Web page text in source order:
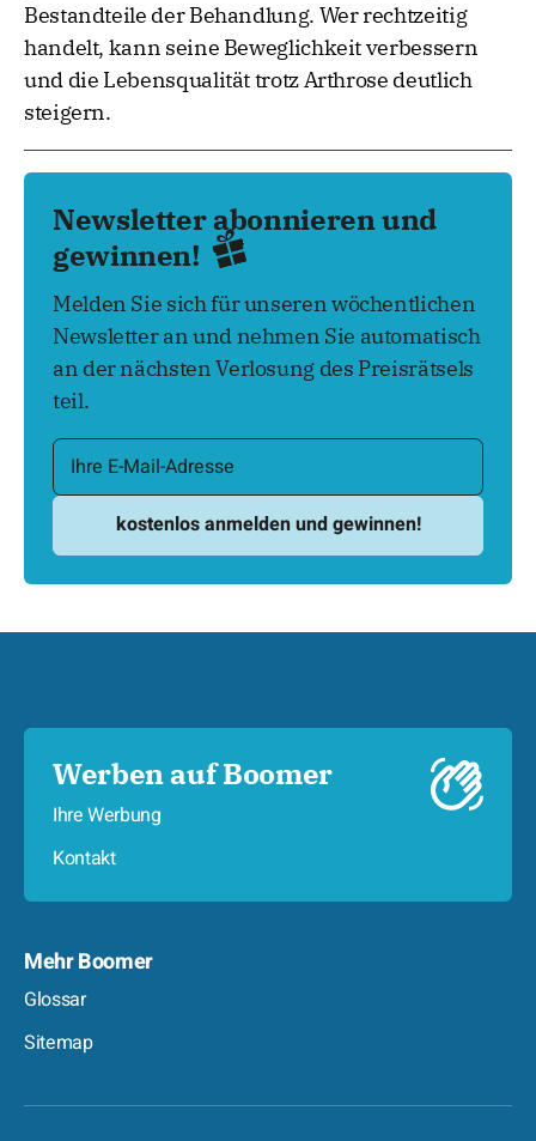
Bestandteile der Behandlung. Wer rechtzeitig
handelt, kann seine Beweglichkeit verbessern
und die Lebensqualität trotz Arthrose deutlich
steigern.
Newsletter abonnieren und
gewinnen!
Melden Sie sich für unseren wöchentlichen
Newsletter an und nehmen Sie automatisch
an der nächsten Verlosung des Preisrätsels
teil.
Werben auf Boomer
Ihre Werbung
Kontakt
Mehr Boomer
Glossar
Sitemap